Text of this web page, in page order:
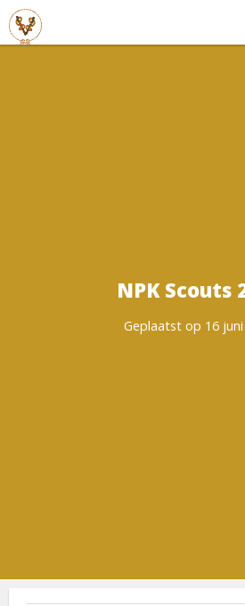
NPK Scouts
Geplaatst op 16